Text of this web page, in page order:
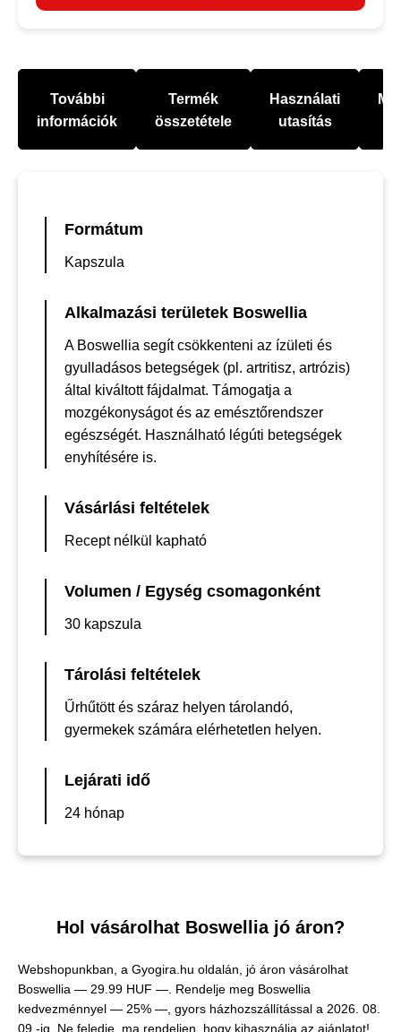
További
információk
Termék
összetétele
Használati
utasítás
Formátum
Kapszula
Alkalmazási területek Boswellia
A Boswellia segít csökkenteni az ízületi és
gyulladásos betegségek (pl. artritisz, artrózis)
által kiváltott fájdalmat. Támogatja a
mozgékonyságot és az emésztőrendszer
egészségét. Használható légúti betegségek
enyhítésére is.
Vásárlási feltételek
Recept nélkül kapható
Volumen / Egység csomagonként
30 kapszula
Tárolási feltételek
Űrhűtött és száraz helyen tárolandó,
gyermekek számára elérhetetlen helyen.
Lejárati idő
24 hónap
Hol vásárolhat Boswellia jó áron?
Webshopunkban, a Gyogira.hu oldalán, jó áron vásárolhat
Boswellia — 29.99 HUF — . Rendelje meg Boswellia
kedvezménnyel — 25% —, gyors házhozszállítással a 2026. 08.
09.-ig. Ne feledje, ma rendeljen, hogy kihasználja az ajánlatot!